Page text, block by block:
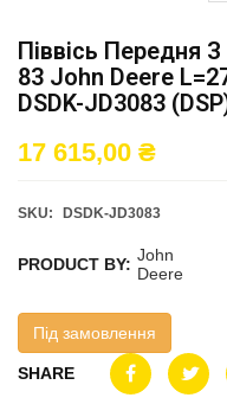
Піввісь Передня
83 John Deere
DSDK-JD3083
17 615,00 ₴
SKU: DSDK-JD3083
PRODUCT BY: John
Deere
Під замовлення
SHARE